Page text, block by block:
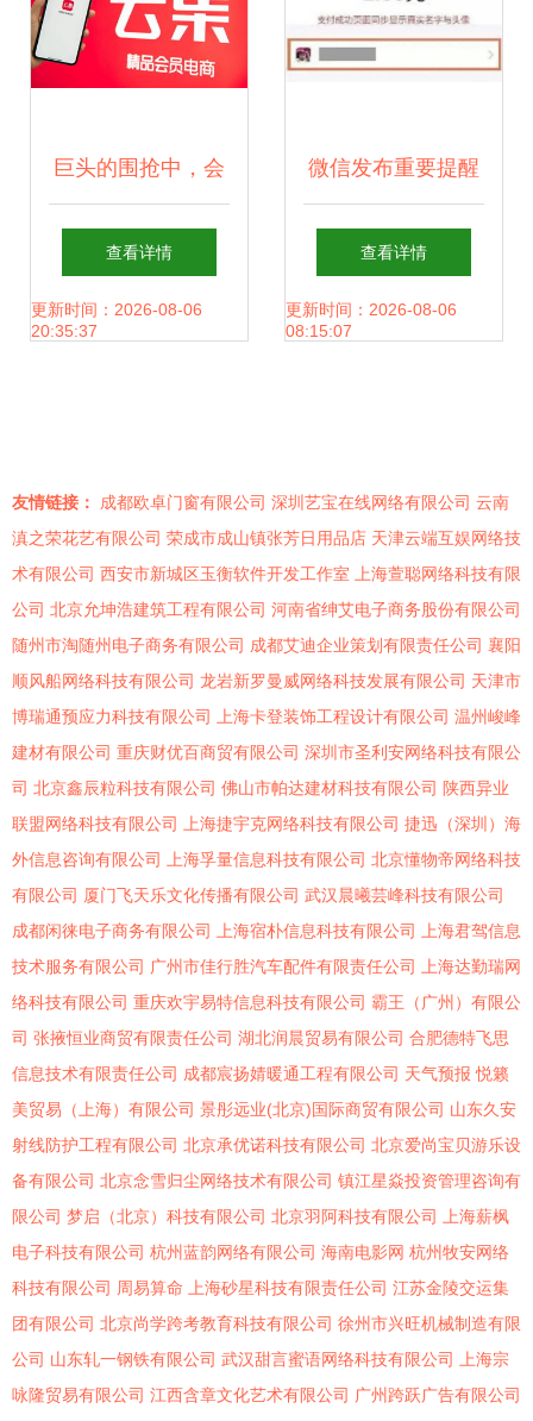
巨头的围抢中，会
员电商云集的“成长
飞轮”还在加速
查看详情
更新时间：2026-08-06
20:35:37
微信发布重要提醒
警惕红包链接窃取
银行卡号
查看详情
更新时间：2026-08-06
08:15:07
友情链接： 成都欧卓门窗有限公司 深圳艺宝在线网络有限公司 云南
滇之荣花艺有限公司 荣成市成山镇张芳日用品店 天津云端互娱网络技
术有限公司 西安市新城区玉衡软件开发工作室
上海萱聪网络科技有限
公司 北京允坤浩建筑工程有限公司 河南省绅艾电子商务股份有限公司
随州市淘随州电子商务有限公司 成都艾迪企业策划有限责任公司 襄阳
顺风船网络科技有限公司 龙岩新罗曼威网络科技发展有限公司 天津市
博瑞通预应力科技有限公司
上海卡登装饰工程设计有限公司 温州峻峰
建材有限公司 重庆财优百商贸有限公司 深圳市圣利安网络科技有限公
司 北京鑫辰粒科技有限公司 佛山市帕达建材科技有限公司 陕西异业
联盟网络科技有限公司
上海捷宇克网络科技有限公司 捷迅（深圳）海
外信息咨询有限公司
上海孚量信息科技有限公司 北京懂物帝网络科技
有限公司 厦门飞天乐文化传播有限公司 武汉晨曦芸峰科技有限公司
成都闲徕电子商务有限公司
上海宿朴信息科技有限公司
上海君驾信息
技术服务有限公司 广州市佳行胜汽车配件有限责任公司
上海达勤瑞网
络科技有限公司 重庆欢宇易特信息科技有限公司 霸王（广州）有限公
司 张掖恒业商贸有限责任公司 湖北润晨贸易有限公司 合肥德特飞思
信息技术有限责任公司 成都宸扬婧暖通工程有限公司 天气预报 悦籁
美贸易（上海）有限公司 景彤远业(北京)国际商贸有限公司 山东久安
射线防护工程有限公司 北京承优诺科技有限公司 北京爱尚宝贝游乐设
备有限公司 北京念雪归尘网络技术有限公司 镇江星焱投资管理咨询有
限公司 梦启（北京）科技有限公司 北京羽阿科技有限公司
上海薪枫
电子科技有限公司 杭州蓝韵网络有限公司 海南电影网 杭州牧安网络
科技有限公司 周易算命 上海砂星科技有限责任公司 江苏金陵交运集
团有限公司 北京尚学跨考教育科技有限公司 徐州市兴旺机械制造有限
公司 山东轧一钢铁有限公司 武汉甜言蜜语网络科技有限公司
上海宗
咏隆贸易有限公司 江西含章文化艺术有限公司 广州跨跃广告有限公司